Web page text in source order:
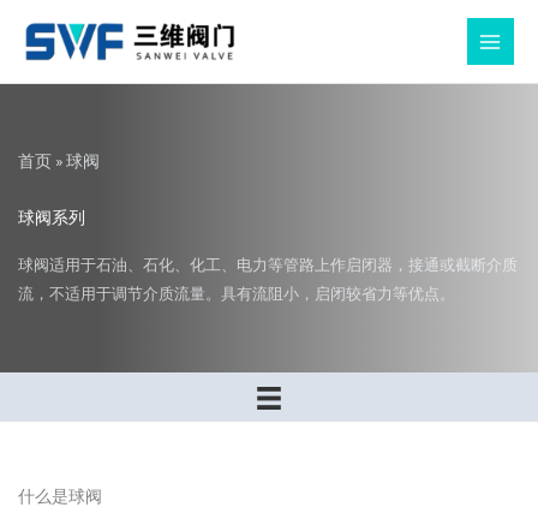
MAIN
首页 »球阀
球阀系列
球阀适用于石油、石化、化工、电力等管路上作启闭器，接通或截断介质
流，不适用于调节介质流量。具有流阻小，启闭较省力等优点。
什么是球阀